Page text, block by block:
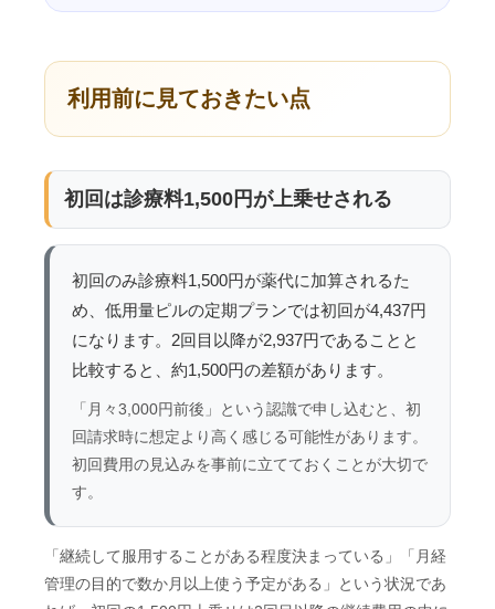
利用前に見ておきたい点
初回は診療料1,500円が上乗せされる
初回のみ診療料1,500円が薬代に加算されるた
め、低用量ピルの定期プランでは初回が4,437円
になります。2回目以降が2,937円であることと
比較すると、約1,500円の差額があります。
「月々3,000円前後」という認識で申し込むと、初
回請求時に想定より高く感じる可能性があります。
初回費用の見込みを事前に立てておくことが大切で
す。
「継続して服用することがある程度決まっている」「月経
管理の目的で数か月以上使う予定がある」という状況であ